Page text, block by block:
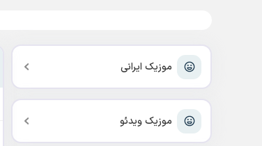
موزیک ایرانی
موزیک ویدئو